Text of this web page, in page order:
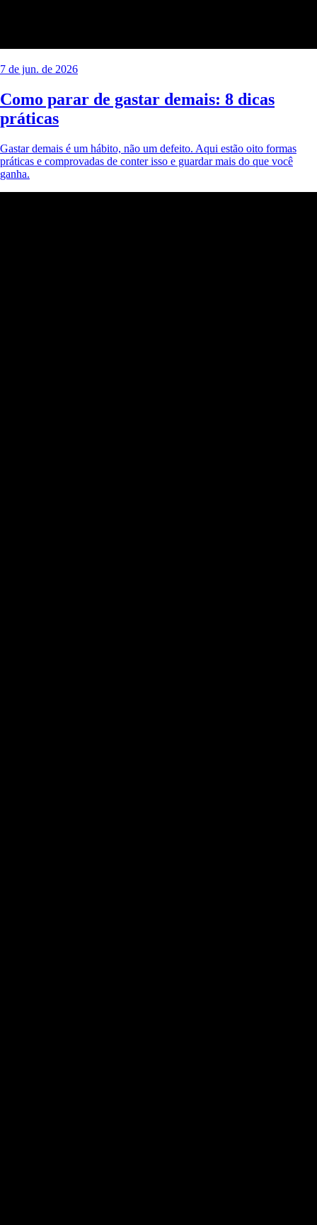
7 de jun. de 2026
Como parar de gastar demais: 8 dicas
práticas
Gastar demais é um hábito, não um defeito. Aqui estão oito formas
práticas e comprovadas de conter isso e guardar mais do que você
ganha.